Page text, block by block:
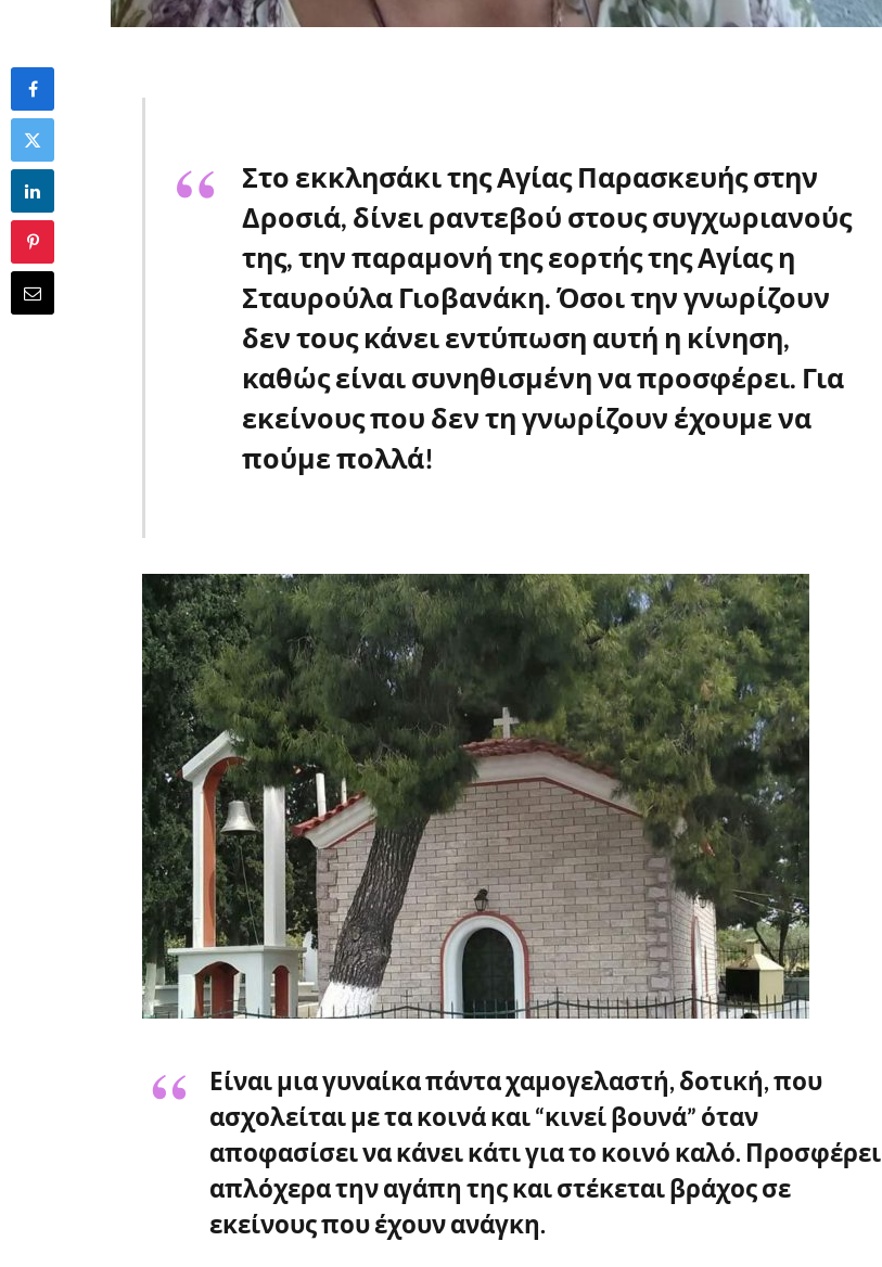
Στο εκκλησάκι της Αγίας Παρασκευής στην
Δροσιά, δίνει ραντεβού στους συγχωριανούς
της, την παραμονή της εορτής της Αγίας η
Σταυρούλα Γιοβανάκη. Όσοι την γνωρίζουν
δεν τους κάνει εντύπωση αυτή η κίνηση,
καθώς είναι συνηθισμένη να προσφέρει. Για
εκείνους που δεν τη γνωρίζουν έχουμε να
πούμε πολλά!
Είναι μια γυναίκα πάντα χαμογελαστή, δοτική, που
ασχολείται με τα κοινά και “κινεί βουνά” όταν
αποφασίσει να κάνει κάτι για το κοινό καλό. Προσφέρει
απλόχερα την αγάπη της και στέκεται βράχος σε
εκείνους που έχουν ανάγκη.